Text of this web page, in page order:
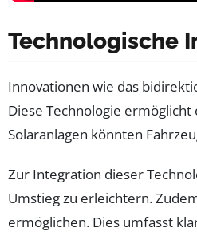
Technologische
Innovationen wie das
Diese Technologie
Solaranlagen könnten
Zur Integration dieser
Umstieg zu erleichtern.
ermöglichen. Dies umfasst